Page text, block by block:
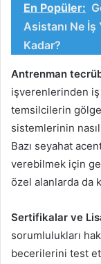
En Popüler:
Asistanı Ne İş
Kadar?
Antrenman
işverenlerinden iş
temsilcilerin
sistemlerinin
Bazı seyahat
verebilmek için
özel alanlarda da
Sertifikalar ve
sorumlulukları
becerilerini test